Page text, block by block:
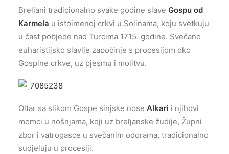
Breljani tradicionalno svake godine slave Gospu od
Karmela u istoimenoj crkvi u Solinama, koju svetkuju
u čast pobjede nad Turcima 1715. godine. Svečano
euharistijsko slavlje započinje s procesijom oko
Gospine crkve, uz pjesmu i molitvu.
Oltar sa slikom Gospe sinjske nose Alkari i njihovi
momci u nošnjama, koji uz breljanske žudije, Župni
zbor i vatrogasce u svečanim odorama, tradicionalno
sudjeluju u procesiji.